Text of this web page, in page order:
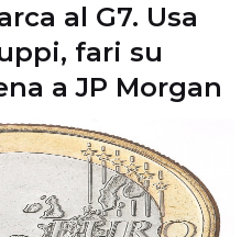
al G7. Usa
fari su
a JP Morgan